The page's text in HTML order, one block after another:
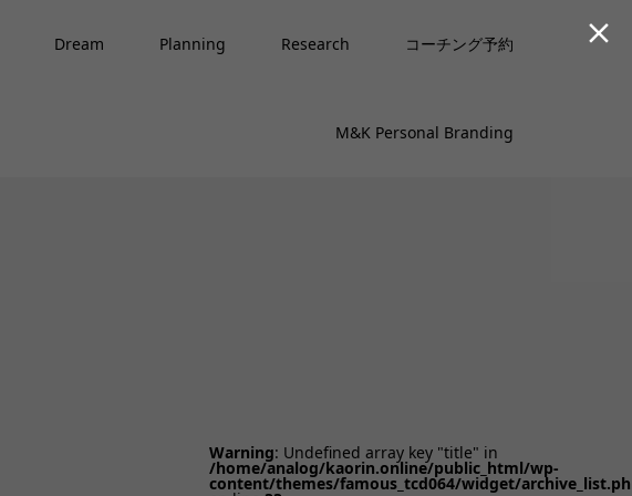
Dream Planning Research コーチング予約
M&K Personal Branding
Warning: Undefined array key "title" in
/home/analog/kaorin.online/public_html/wp-
content/themes/famous_tcd064/widget/
